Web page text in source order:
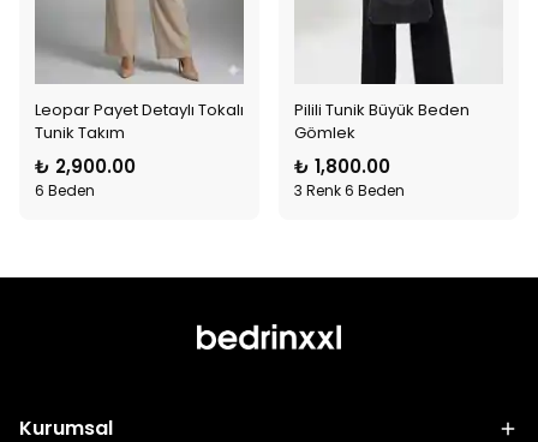
Leopar Payet Detaylı Tokalı
Tunik Takım
₺ 2,900.00
6 Beden
Pilili Tunik Büyük Beden
Gömlek
₺ 1,800.00
3 Renk 6 Beden
Kurumsal